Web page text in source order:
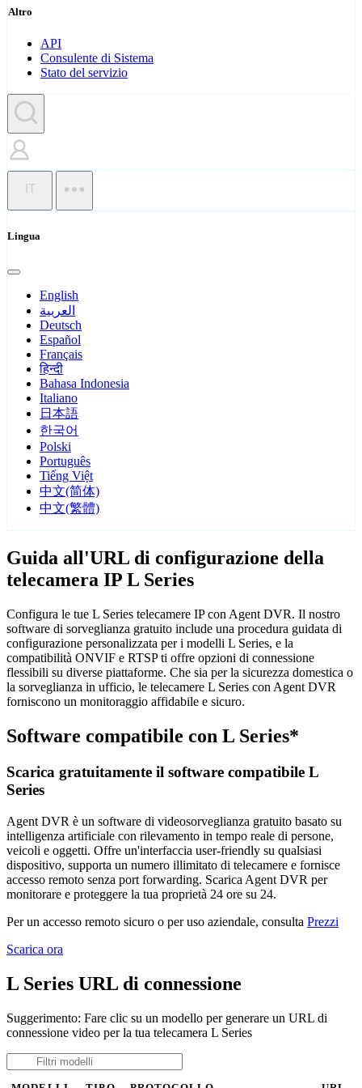
Altro
API
Consulente di Sistema
Stato del servizio
IT
Lingua
English
العربية
Deutsch
Español
Français
हिन्दी
Bahasa Indonesia
Italiano
日本語
한국어
Polski
Português
Tiếng Việt
中文(简体)
中文(繁體)
Guida all'URL di configurazione della
telecamera IP L Series
Configura le tue L Series telecamere IP con Agent DVR. Il nostro
software di sorveglianza gratuito include una procedura guidata di
configurazione personalizzata per i modelli L Series, e la
compatibilità ONVIF e RTSP ti offre opzioni di connessione
flessibili su diverse piattaforme. Che sia per la sicurezza domestica o
la sorveglianza in ufficio, le telecamere L Series con Agent DVR
forniscono un monitoraggio affidabile e sicuro.
Software compatibile con L Series*
Scarica gratuitamente il software compatibile L
Series
Agent DVR è un software di videosorveglianza gratuito basato su
intelligenza artificiale con rilevamento in tempo reale di persone,
veicoli e oggetti. Offre un'interfaccia user-friendly su qualsiasi
dispositivo, supporta un numero illimitato di telecamere e fornisce
accesso remoto senza port forwarding. Scarica Agent DVR per
monitorare e proteggere la tua proprietà 24 ore su 24.
Per un accesso remoto sicuro o per uso aziendale, consulta Prezzi
Scarica ora
L Series URL di connessione
Suggerimento: Fare clic su un modello per generare un URL di
connessione video per la tua telecamera L Series